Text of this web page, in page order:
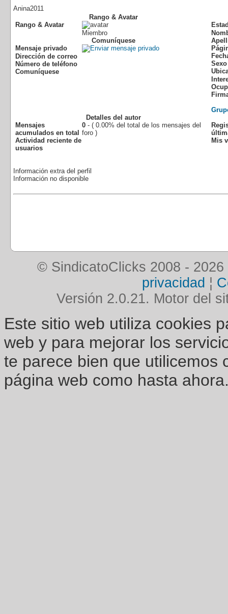
Anina2011
Rango & Avatar
Rango & Avatar
Miembro
Comuníquese
Mensaje privado
Dirección de correo
Número de teléfono
Comuníquese
Sexo
Detalles del autor
Mensajes
acumulados en total
0 - ( 0.00% del total de los mensajes del
foro )
Actividad reciente de
usuarios
Mis
Información extra del perfil
Información no disponible
© SindicatoClicks 2008 - 2026
privacidad ¦
Versión 2.0.21. Motor del
Este sitio web utiliza cookies
web y para mejorar los
te parece bien que utilicemos
página web como hasta